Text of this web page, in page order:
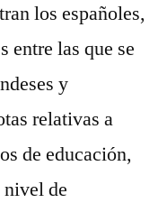
los españoles,
entre las que se
y
relativas a
de educación,
nivel de